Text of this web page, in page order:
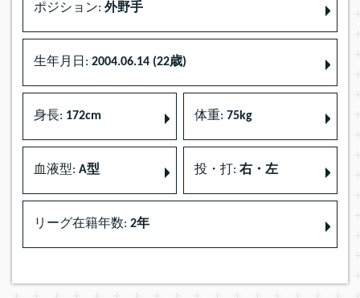
ポジション: 外野手
生年月日: 2004.06.14 (22歳)
身長: 172cm 体重: 75kg
血液型: A型 投・打: 右・左
リーグ在籍年数: 2年